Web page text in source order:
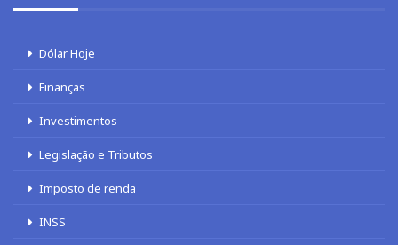
Dólar Hoje
Finanças
Investimentos
Legislação e Tributos
Imposto de renda
INSS